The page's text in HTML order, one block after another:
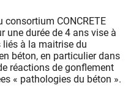
CONCRETE
une durée de 4 ans vise à
liés à la maitrise du
béton, en particulier dans
réactions de gonflement
« pathologies du béton ».